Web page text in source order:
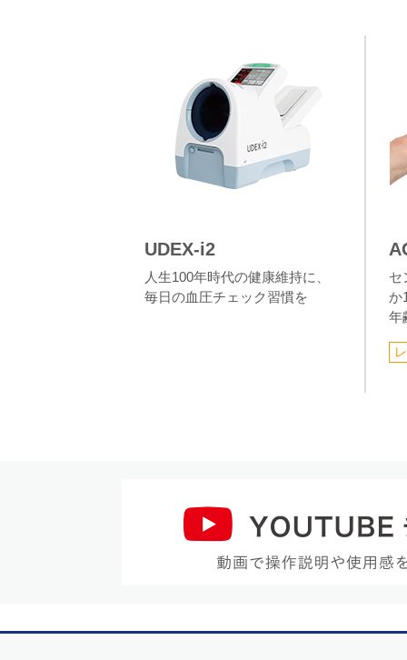
UDEX-i2
人生100年時代の健康維持に、
毎日の血圧チェック習慣を
セ
か
年